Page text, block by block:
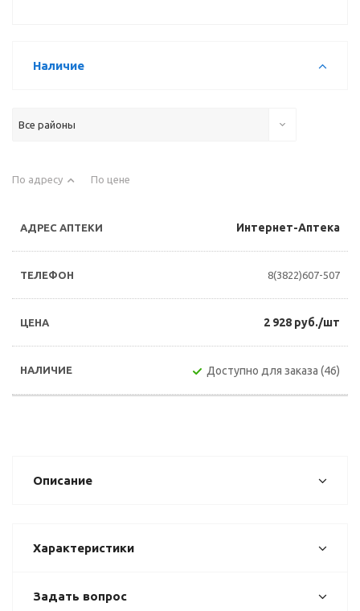
Наличие
Все районы
По адресу По цене
Интернет-Аптека
8(3822)607-507
2 928 руб./шт
Доступно для заказа (46)
Описание
Характеристики
Задать вопрос